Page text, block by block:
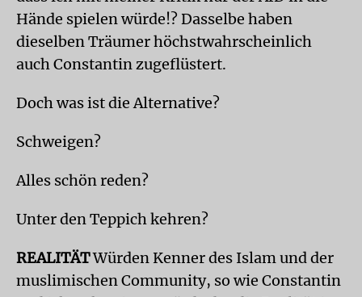
Hände spielen würde!? Dasselbe haben
dieselben Träumer höchstwahrscheinlich
auch Constantin zugeflüstert.
Doch was ist die Alternative?
Schweigen?
Alles schön reden?
Unter den Teppich kehren?
REALITÄTWürden Kenner des Islam und der
muslimischen Community, so wie Constantin